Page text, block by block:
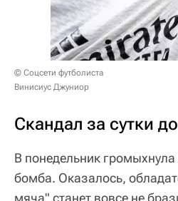
© Соцсети футболиста
Винисиус Джуниор
Скандал за сутки
В понедельник
бомба. Оказалось,
мяча" станет вовсе не